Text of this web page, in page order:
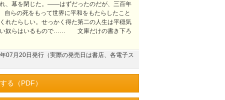
、幕を閉じた。――はずだったのだが、三百年
らの死をもって世界に平和をもたらしたこと
れたらしい。せっかく得た第二の人生は平穏気
い奴らはいるもので…… 文庫だけの書き下ろ
07月20日発行（実際の発売日は書店、各電子ス
る（PDF）